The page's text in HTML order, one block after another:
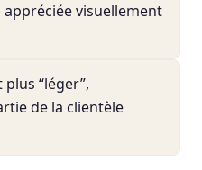
visuellement
“léger”,
de la clientèle